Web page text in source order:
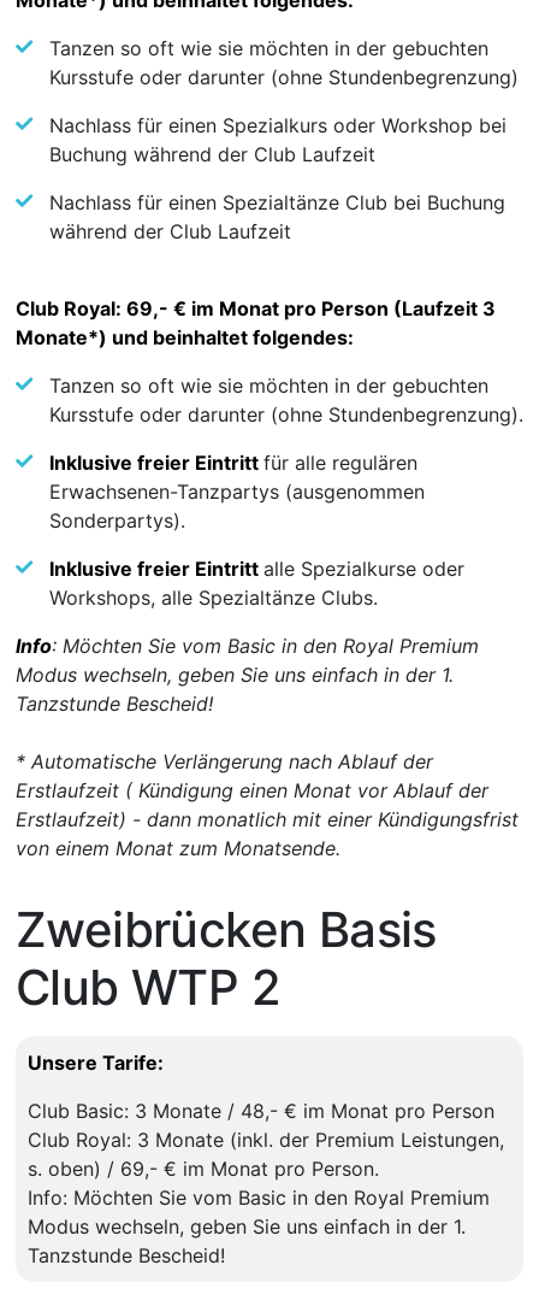
Tanzen so oft wie sie möchten in der gebuchten
Kursstufe oder darunter (ohne Stundenbegrenzung)
Nachlass für einen Spezialkurs oder Workshop bei
Buchung während der Club Laufzeit
Nachlass für einen Spezialtänze Club bei Buchung
während der Club Laufzeit
Club Royal: 69,- € im Monat pro Person (Laufzeit 3
Monate*) und beinhaltet folgendes:
Tanzen so oft wie sie möchten in der gebuchten
Kursstufe oder darunter (ohne Stundenbegrenzung).
Inklusive freier Eintritt für alle regulären
Erwachsenen-Tanzpartys (ausgenommen
Sonderpartys).
Inklusive freier Eintritt alle Spezialkurse oder
Workshops, alle Spezialtänze Clubs.
Info: Möchten Sie vom Basic in den Royal Premium
Modus wechseln, geben Sie uns einfach in der 1.
Tanzstunde Bescheid!
* Automatische Verlängerung nach Ablauf der
Erstlaufzeit ( Kündigung einen Monat vor Ablauf der
Erstlaufzeit) - dann monatlich mit einer Kündigungsfrist
von einem Monat zum Monatsende.
Zweibrücken Basis
Club WTP 2
Unsere Tarife:
Club Basic: 3 Monate / 48,- € im Monat pro Person
Club Royal: 3 Monate (inkl. der Premium Leistungen,
s. oben) / 69,- € im Monat pro Person.
Info: Möchten Sie vom Basic in den Royal Premium
Modus wechseln, geben Sie uns einfach in der 1.
Tanzstunde Bescheid!